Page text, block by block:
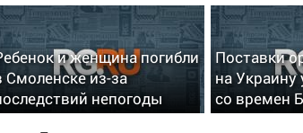
и женщина погибли
Смоленске из-за
непогоды
Поставки
на Украину
со времен